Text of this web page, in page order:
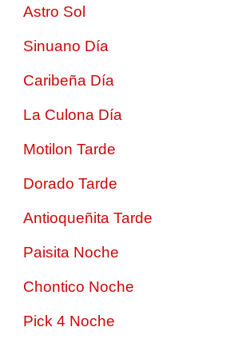
Astro Sol
Sinuano Día
Caribeña Día
La Culona Día
Motilon Tarde
Dorado Tarde
Antioqueñita Tarde
Paisita Noche
Chontico Noche
Pick 4 Noche